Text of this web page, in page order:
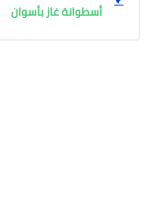
أسطوانة غاز بأسوان